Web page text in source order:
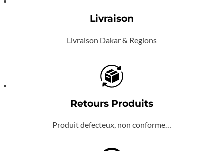
Livraison
Livraison Dakar & Regions
Retours Produits
Produit defecteux, non conforme…